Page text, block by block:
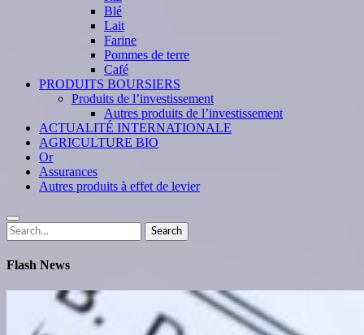
Blé
Lait
Farine
Pommes de terre
Café
PRODUITS BOURSIERS
Produits de l’investissement
Autres produits de l’investissement
ACTUALITÉ INTERNATIONALE
AGRICULTURE BIO
Or
Assurances
Autres produits à effet de levier
Search
for:
Search
Flash News